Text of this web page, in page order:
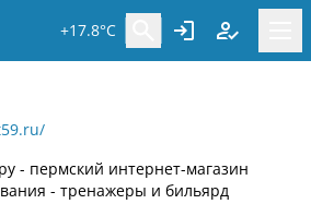
+17.8°C
- пермский интернет-магазин
- тренажеры и бильярд